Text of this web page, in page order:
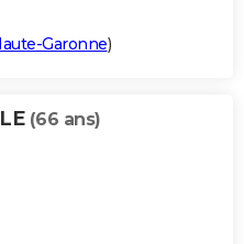
Garonne)
(66 ans)